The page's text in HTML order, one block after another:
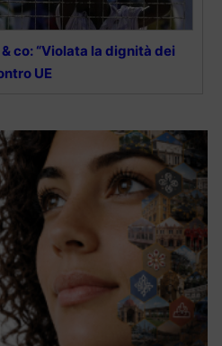
co: “Violata la dignità dei
UE